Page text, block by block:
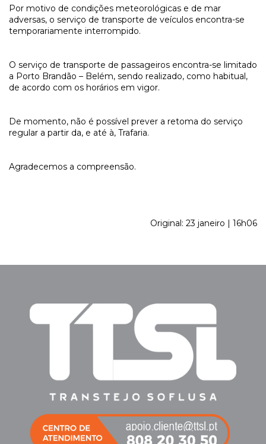
Por motivo de condições meteorológicas e de mar
adversas, o serviço de transporte de veículos encontra-se
temporariamente interrompido.
O serviço de transporte de passageiros encontra-se limitado
a Porto Brandão – Belém, sendo realizado, como habitual,
de acordo com os horários em vigor.
De momento, não é possível prever a retoma do serviço
regular a partir da, e até à, Trafaria.
Agradecemos a compreensão.
Original: 23 janeiro | 16h06